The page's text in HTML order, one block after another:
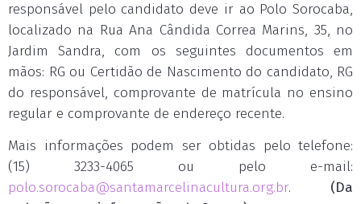
responsável pelo candidato deve ir ao Polo Sorocaba,
localizado na Rua Ana Cândida Correa Marins, 35, no
Jardim Sandra, com os seguintes documentos em
mãos: RG ou Certidão de Nascimento do candidato, RG
do responsável, comprovante de matrícula no ensino
regular e comprovante de endereço recente.
Mais informações podem ser obtidas pelo telefone:
(15) 3233-4065 ou pelo e-mail:
polo.sorocaba@santamarcelinacultura.org.br. (Da